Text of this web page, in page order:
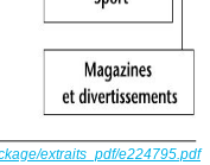
extraits_pdf/e224795.pdf